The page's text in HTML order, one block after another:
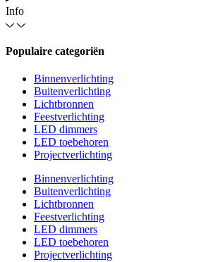
Info
Populaire categoriën
Binnenverlichting
Buitenverlichting
Lichtbronnen
Feestverlichting
LED dimmers
LED toebehoren
Projectverlichting
Binnenverlichting
Buitenverlichting
Lichtbronnen
Feestverlichting
LED dimmers
LED toebehoren
Projectverlichting